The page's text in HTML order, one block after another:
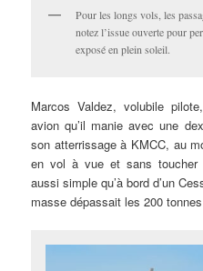
Pour les longs vols, les
notez l’issue ouverte pour
exposé en plein soleil.
Marcos Valdez, volubile
avion qu’il manie avec une
son atterrissage à KMCC, au
en vol à vue et sans toucher
aussi simple qu’à bord d’un
masse dépassait les 200